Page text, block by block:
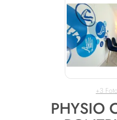
+3
PHYSIO